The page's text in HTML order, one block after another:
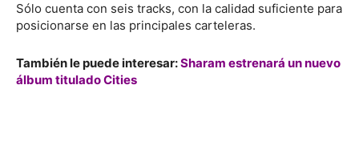
Sólo cuenta con seis tracks, con la calidad suficiente para
posicionarse en las principales carteleras.
También le puede interesar:Sharam estrenará un nuevo
álbum titulado Cities